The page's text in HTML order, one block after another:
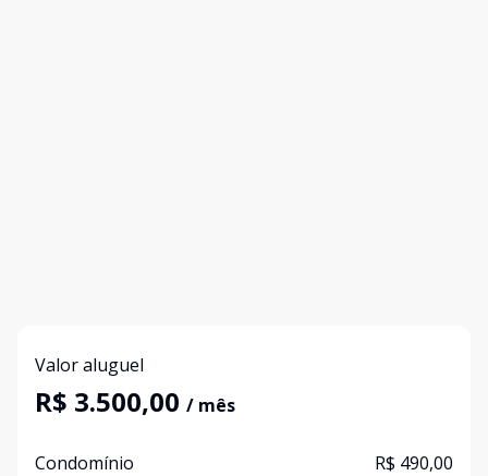
Valor aluguel
R$ 3.500,00 / mês
Condomínio R$ 490,00